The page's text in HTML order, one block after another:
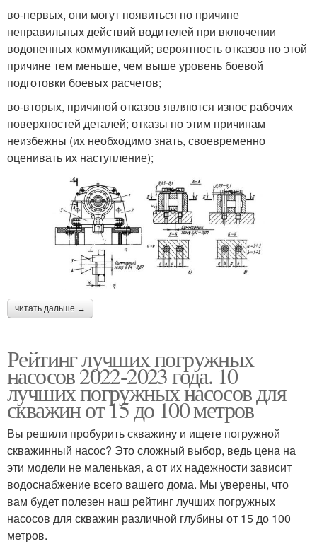
во-первых, они могут появиться по причине
неправильных действий водителей при включении
водопенных коммуникаций; вероятность отказов по этой
причине тем меньше, чем выше уровень боевой
подготовки боевых расчетов;
во-вторых, причиной отказов являются износ рабочих
поверхностей деталей; отказы по этим причинам
неизбежны (их необходимо знать, своевременно
оценивать их наступление);
читать дальше →
Рейтинг лучших погружных
насосов 2022-2023 года. 10
лучших погружных насосов для
скважин от 15 до 100 метров
Вы решили пробурить скважину и ищете погружной
скважинный насос? Это сложный выбор, ведь цена на
эти модели не маленькая, а от их надежности зависит
водоснабжение всего вашего дома. Мы уверены, что
вам будет полезен наш рейтинг лучших погружных
насосов для скважин различной глубины от 15 до 100
метров.